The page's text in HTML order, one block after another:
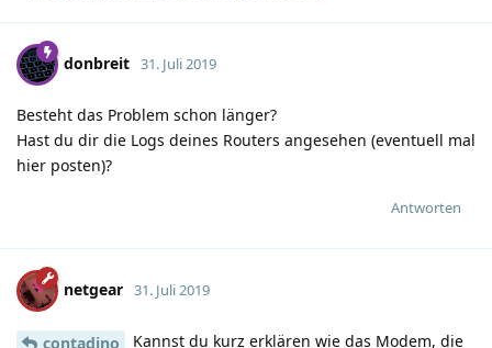
donbreit 31. Juli 2019
Besteht das Problem schon länger?
Hast du dir die Logs deines Routers angesehen (eventuell mal
hier posten)?
Antworten
netgear 31. Juli 2019
contadino
Kannst du kurz erklären wie das Modem, die